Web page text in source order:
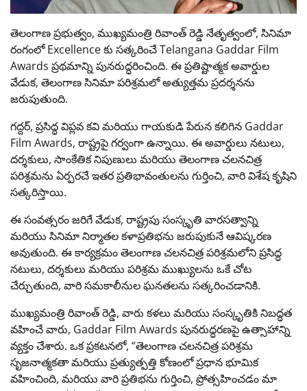
తెలంగాణ ప్రభుత్వం, ముఖ్యమంత్రి రివాంత్ రెడ్డి నేతృత్వంలో, సినిమా
రంగంలో Excellence కు సత్కరించే Telangana Gaddar Film
Awards ప్రథమాన్ని పునరుద్ధరించింది. ఈ ప్రతిష్టాత్మక అవార్డుల
వేడుక, తెలంగాణ సినిమా పరిశ్రమలో అత్యుత్తమ ప్రదర్శనను
జరుపుతుంది.
గద్దర్, ప్రసిద్ధ విప్లవ కవి మరియు గాయకుడి పేరున కలిగిన Gaddar
Film Awards, రాష్ట్రపై గర్వంగా ఉన్నాయి. ఈ అవార్డులు నటులు,
దర్శకులు, సాంకేతిక నిపుణులు మరియు తెలంగాణ చలనచిత్ర
పరిశ్రమను ఏర్పరచే ఇతర ప్రతిభావంతులను గుర్తించి, వారి విశేష కృషిని
సత్కరిస్తాయి.
ఈ సంవత్సరం జరిగే వేడుక, రాష్ట్రపు సంస్కృతి వారసత్వాన్ని
మరియు సినిమా నిర్మాతల కళాప్రతిభను జరుపుకునే ఆవిష్కరణ
అవుతుంది. ఈ కార్యక్రమం తెలంగాణ చలనచిత్ర పరిశ్రమలోని ప్రసిద్ధ
నటులు, దర్శకులు మరియు పరిశ్రమ ముఖ్యులను ఒకే చోట
చేర్చుతుంది, వారి సమకాలీనుల ఘనతలను సత్కరించడానికి.
ముఖ్యమంత్రి రివాంత్ రెడ్డి, వారు కళలు మరియు సంస్కృతికి నిబద్ధత
వహించే వారు, Gaddar Film Awards పునరుద్ధరణపై ఉత్సాహాన్ని
వ్యక్తం చేశారు. ఒక ప్రకటనలో, “తెలంగాణ చలనచిత్ర పరిశ్రమ
సృజనాత్మకతా మరియు ప్రత్యుత్పత్తి కోణంలో ప్రధాన భూమిక
వహించింది, మరియు వారి ప్రతిభను గుర్తించి, ప్రోత్సహించడం మా